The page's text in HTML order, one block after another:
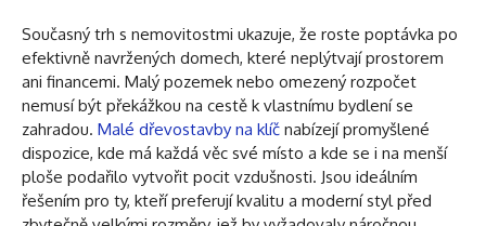
Současný trh s nemovitostmi ukazuje, že roste poptávka po
efektivně navržených domech, které neplýtvají prostorem
ani financemi. Malý pozemek nebo omezený rozpočet
nemusí být překážkou na cestě k vlastnímu bydlení se
zahradou. Malé dřevostavby na klíč nabízejí promyšlené
dispozice, kde má každá věc své místo a kde se i na menší
ploše podařilo vytvořit pocit vzdušnosti. Jsou ideálním
řešením pro ty, kteří preferují kvalitu a moderní styl před